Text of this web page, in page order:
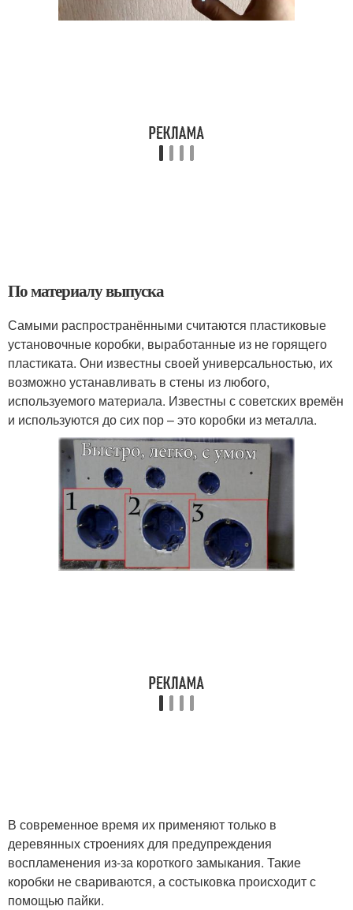
По материалу выпуска
Самыми распространёнными считаются пластиковые
установочные коробки, выработанные из не горящего
пластиката. Они известны своей универсальностью, их
возможно устанавливать в стены из любого,
используемого материала. Известны с советских времён
и используются до сих пор – это коробки из металла.
В современное время их применяют только в
деревянных строениях для предупреждения
воспламенения из-за короткого замыкания. Такие
коробки не свариваются, а состыковка происходит с
помощью пайки.